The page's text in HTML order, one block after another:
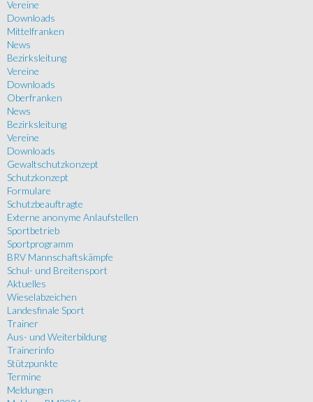
Vereine
Downloads
Mittelfranken
News
Bezirksleitung
Vereine
Downloads
Oberfranken
News
Bezirksleitung
Vereine
Downloads
Gewaltschutzkonzept
Schutzkonzept
Formulare
Schutzbeauftragte
Externe anonyme Anlaufstellen
Sportbetrieb
Sportprogramm
BRV Mannschaftskämpfe
Schul- und Breitensport
Aktuelles
Wieselabzeichen
Landesfinale Sport
Trainer
Aus- und Weiterbildung
Trainerinfo
Stützpunkte
Termine
Meldungen